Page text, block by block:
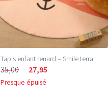
Tapis enfant renard – Smile terra
35,00 27,95
Presque épuisé